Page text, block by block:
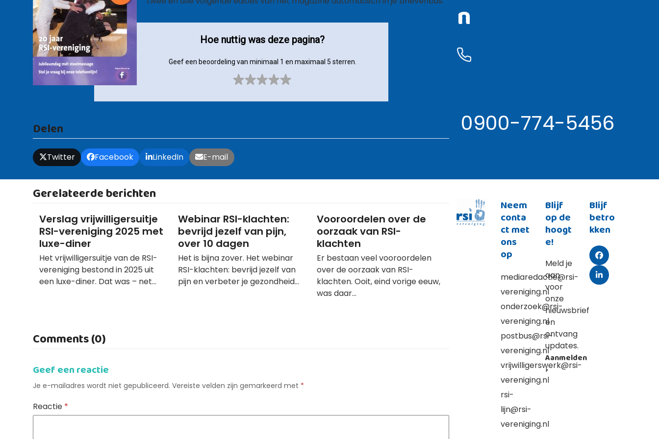
Hoe nuttig was deze pagina?
Geef een beoordeling van minimaal 1 en maximaal 5 sterren.
Delen
Twitter Facebook LinkedIn E-mail
Gerelateerde berichten
Verslag vrijwilligersuitje
RSI-vereniging 2025 met
luxe-diner
Het vrijwilligersuitje van de RSI-
vereniging bestond in 2025 uit
een luxe-diner. Dat was – net…
Webinar RSI-klachten:
bevrijd jezelf van pijn,
over 10 dagen
Het is bijna zover. Het webinar
RSI-klachten: bevrijd jezelf van
pijn en verbeter je gezondheid…
Vooroordelen over de
oorzaak van RSI-
klachten
Er bestaan veel vooroordelen
over de oorzaak van RSI-
klachten. Ooit, eind vorige eeuw,
was daar…
Comments (0)
Geef een reactie
Je e-mailadres wordt niet gepubliceerd. Vereiste velden zijn gemarkeerd met *
Reactie *
n
0900-774-5456
Neem
conta
ct met
ons
op
mediaredactie@rsi-
vereniging.nl
onderzoek@rsi-
vereniging.nl
postbus@rsi-
vereniging.nl
vrijwilligerswerk@rsi-
vereniging.nl
rsi-
lijn@rsi-
vereniging.nl
Blijf
op de
hoogt
e!
Meld je
aan
voor
onze
nieuwsbrief
en
ontvang
updates.
Aanmelden
›
Blijf
betro
kken
Facebook
LinkedIn